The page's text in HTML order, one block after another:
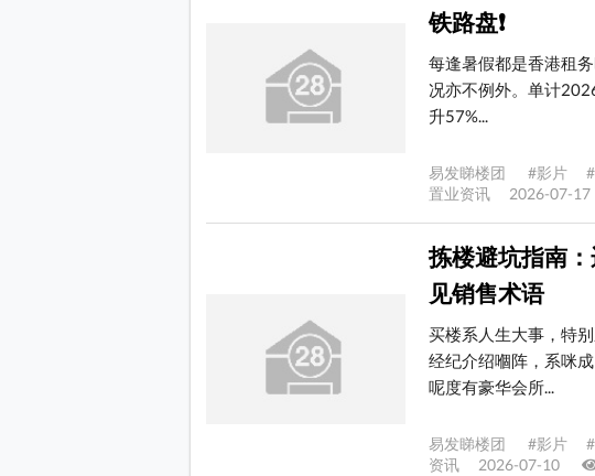
铁路盘❗
每逢暑假都是香港租
况亦不例外。单计
升57%...
易发睇楼团 #影片
置业资讯 2026-07-
拣楼避坑指南
见销售术语
买楼系人生大事，特
经纪介绍嗰阵，系咪
呢度有豪华会所...
易发睇楼团 #影片
资讯 2026-07-10